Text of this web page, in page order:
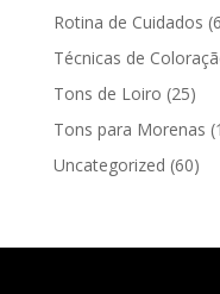
Rotina de Cuidados
Técnicas de
Tons de Loiro (25)
Tons para Morenas
Uncategorized (60)